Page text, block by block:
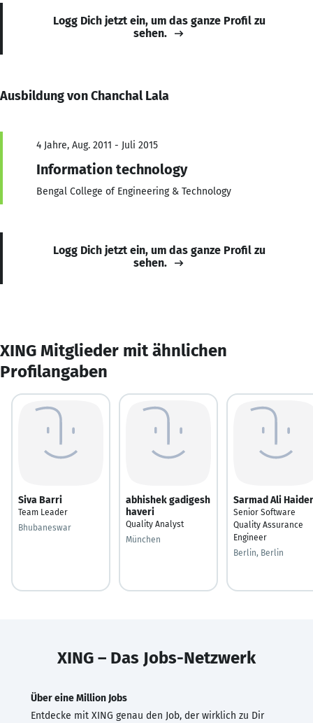
Logg Dich jetzt ein, um das ganze Profil zu
sehen.
Ausbildung von Chanchal Lala
4 Jahre, Aug. 2011 - Juli 2015
Information technology
Bengal College of Engineering & Technology
Logg Dich jetzt ein, um das ganze Profil zu
sehen.
XING Mitglieder mit ähnlichen
Profilangaben
Siva Barri
Team Leader
Bhubaneswar
abhishek gadigesh
haveri
Quality Analyst
München
Sarmad Ali Haider
Senior Software
Quality Assurance
Engineer
Berlin, Berlin
XING – Das Jobs-Netzwerk
Über eine Million Jobs
Entdecke mit XING genau den Job, der wirklich zu Dir